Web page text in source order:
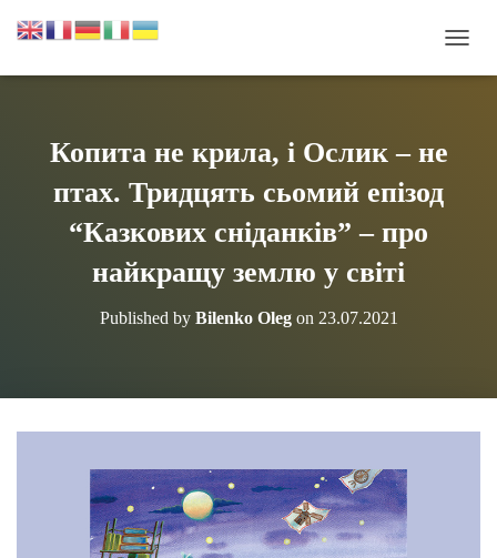
Е
Ю
Копита не крила, і Ослик – не
птах. Тридцять сьомий епізод
“Казкових сніданків” – про
найкращу землю у світі
Published by Bilenko Olegon 23.07.2021